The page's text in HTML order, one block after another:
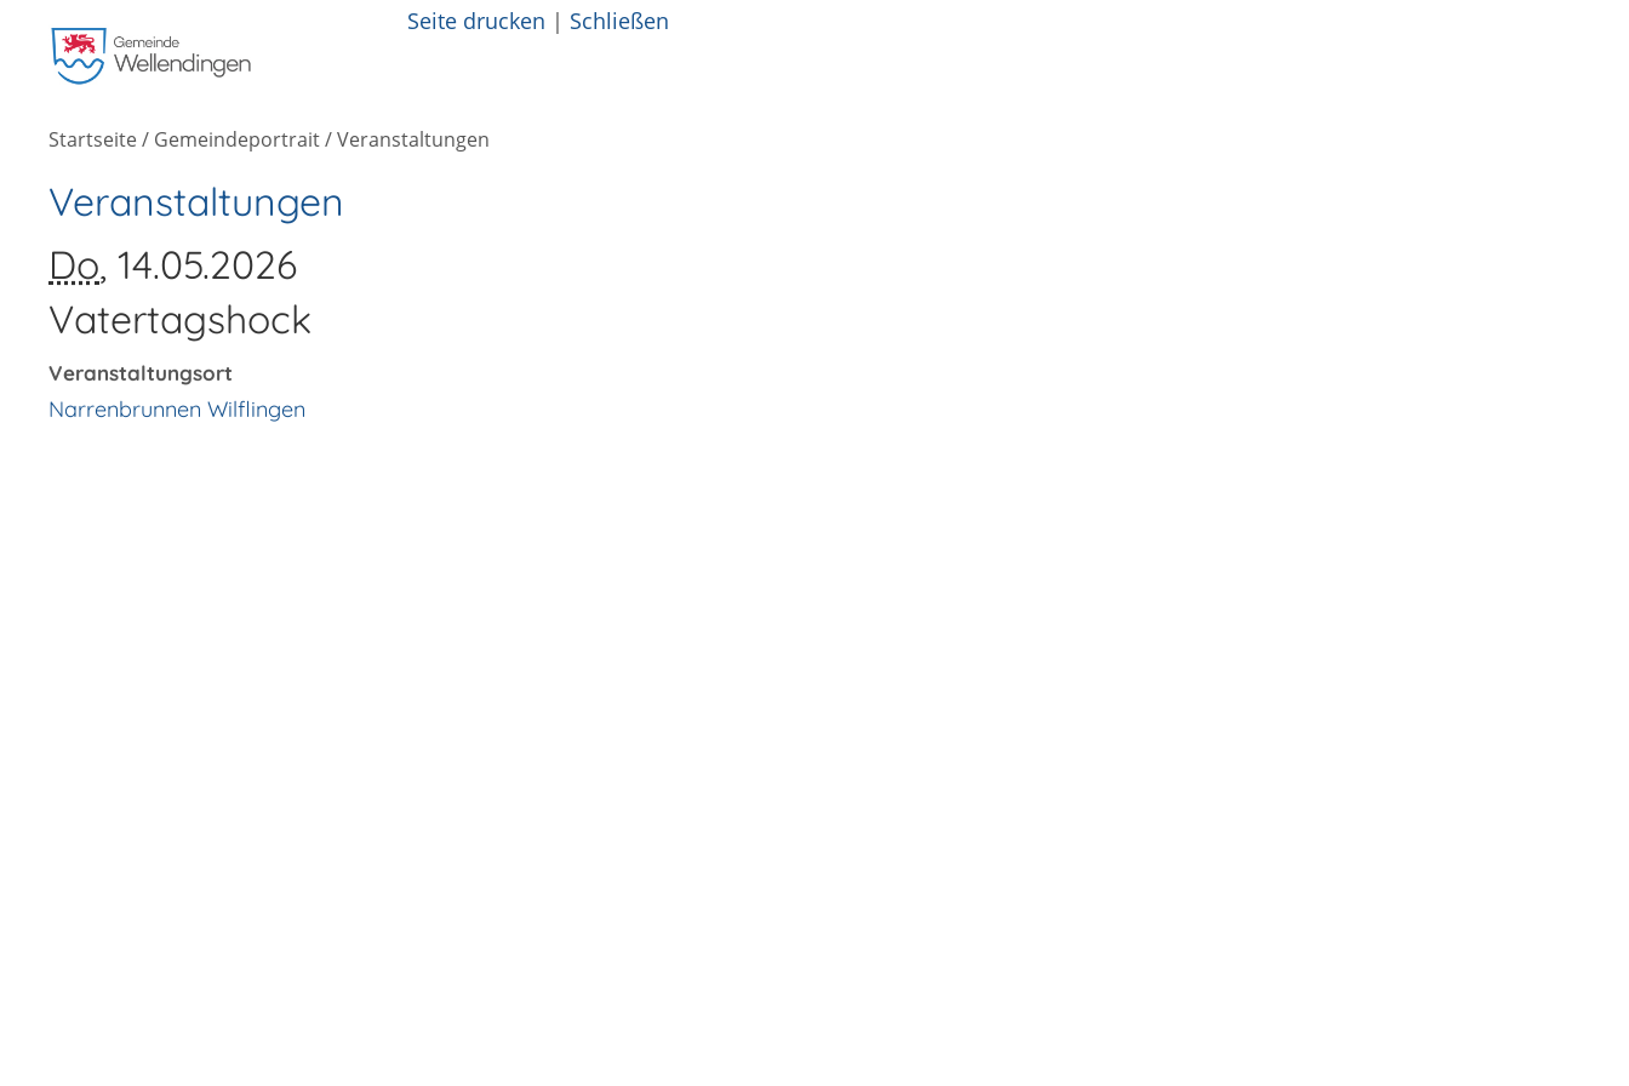
Seite drucken | Schließen
Startseite/ Gemeindeportrait/Veranstaltungen
Veranstaltungen
Do, 14.05.2026
Vatertagshock
Veranstaltungsort
Narrenbrunnen Wilflingen